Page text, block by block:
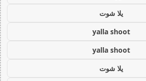
يلا شوت
yalla shoot
yalla shoot
يلا شوت